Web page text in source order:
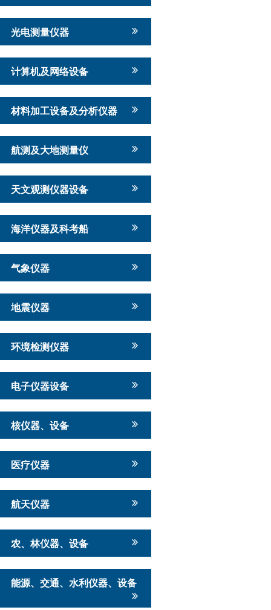
光电测量仪器
计算机及网络设备
材料加工设备及分析仪器
航测及大地测量仪
天文观测仪器设备
海洋仪器及科考船
气象仪器
地震仪器
环境检测仪器
电子仪器设备
核仪器、设备
医疗仪器
航天仪器
农、林仪器、设备
能源、交通、水利仪器、设备